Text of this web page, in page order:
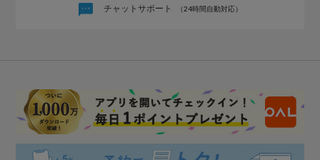
チャットサポート （24時間自動対応）